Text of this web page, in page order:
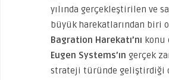
yılında gerçekleştirilen ve
büyük harekatlarından biri
Bagration Harekatı’nı konu
Eugen Systems’ın gerçek
strateji türünde geliştirdiği